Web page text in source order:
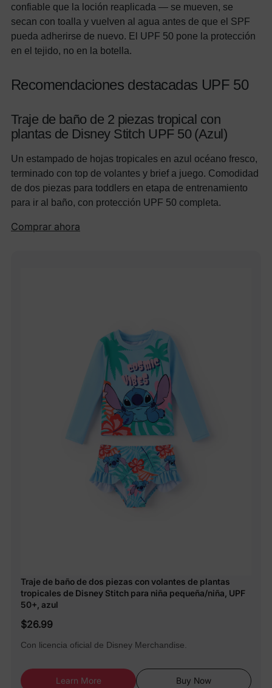
confiable que la loción reaplicada — se mueven, se
secan con toalla y vuelven al agua antes de que el SPF
pueda adherirse de nuevo. El UPF 50 pone la protección
en el tejido, no en la botella.
Recomendaciones destacadas UPF 50
Traje de baño de 2 piezas tropical con
plantas de Disney Stitch UPF 50 (Azul)
Un estampado de hojas tropicales en azul océano fresco,
terminado con top de volantes y brief a juego. Comodidad
de dos piezas para toddlers en etapa de entrenamiento
para ir al baño, con protección UPF 50 completa.
Comprar ahora
Traje de baño de dos piezas con volantes de plantas
tropicales de Disney Stitch para niña pequeña/niña, UPF
50+, azul
$26.99
Con licencia oficial de Disney Merchandise.
Learn More Buy Now